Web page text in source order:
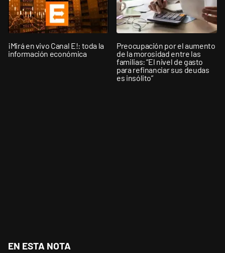
¡Mirá en vivo Canal E!: toda la
información económica
Preocupación por el aumento
de la morosidad entre las
familias: “El nivel de gasto
para refinanciar sus deudas
es insólito”
EN ESTA NOTA